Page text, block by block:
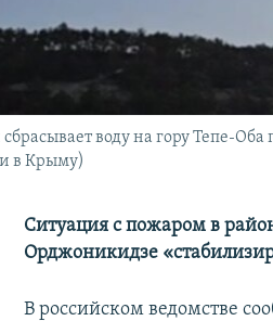
воду на гору Тепе-
в Крыму)
Ситуация с пожаром в
Орджоникидзе
В российском ведомстве